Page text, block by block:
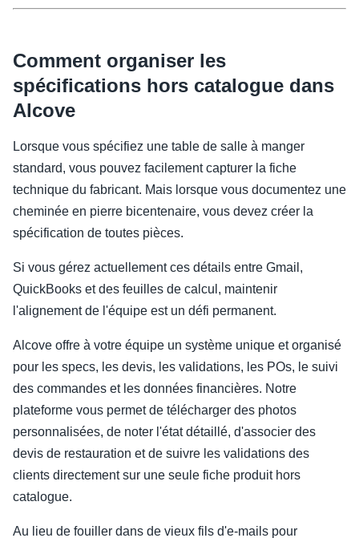
Comment organiser les
spécifications hors catalogue dans
Alcove
Lorsque vous spécifiez une table de salle à manger
standard, vous pouvez facilement capturer la fiche
technique du fabricant. Mais lorsque vous documentez une
cheminée en pierre bicentenaire, vous devez créer la
spécification de toutes pièces.
Si vous gérez actuellement ces détails entre Gmail,
QuickBooks et des feuilles de calcul, maintenir
l'alignement de l'équipe est un défi permanent.
Alcove offre à votre équipe un système unique et organisé
pour les specs, les devis, les validations, les POs, le suivi
des commandes et les données financières. Notre
plateforme vous permet de télécharger des photos
personnalisées, de noter l'état détaillé, d'associer des
devis de restauration et de suivre les validations des
clients directement sur une seule fiche produit hors
catalogue.
Au lieu de fouiller dans de vieux fils d'e-mails pour